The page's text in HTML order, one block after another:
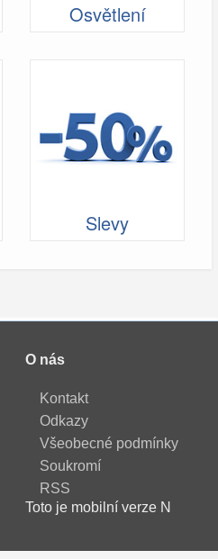
Osvětlení
Slevy
O nás
Kontakt
Odkazy
Všeobecné podmínky
Soukromí
RSS
Toto je mobilní verze N